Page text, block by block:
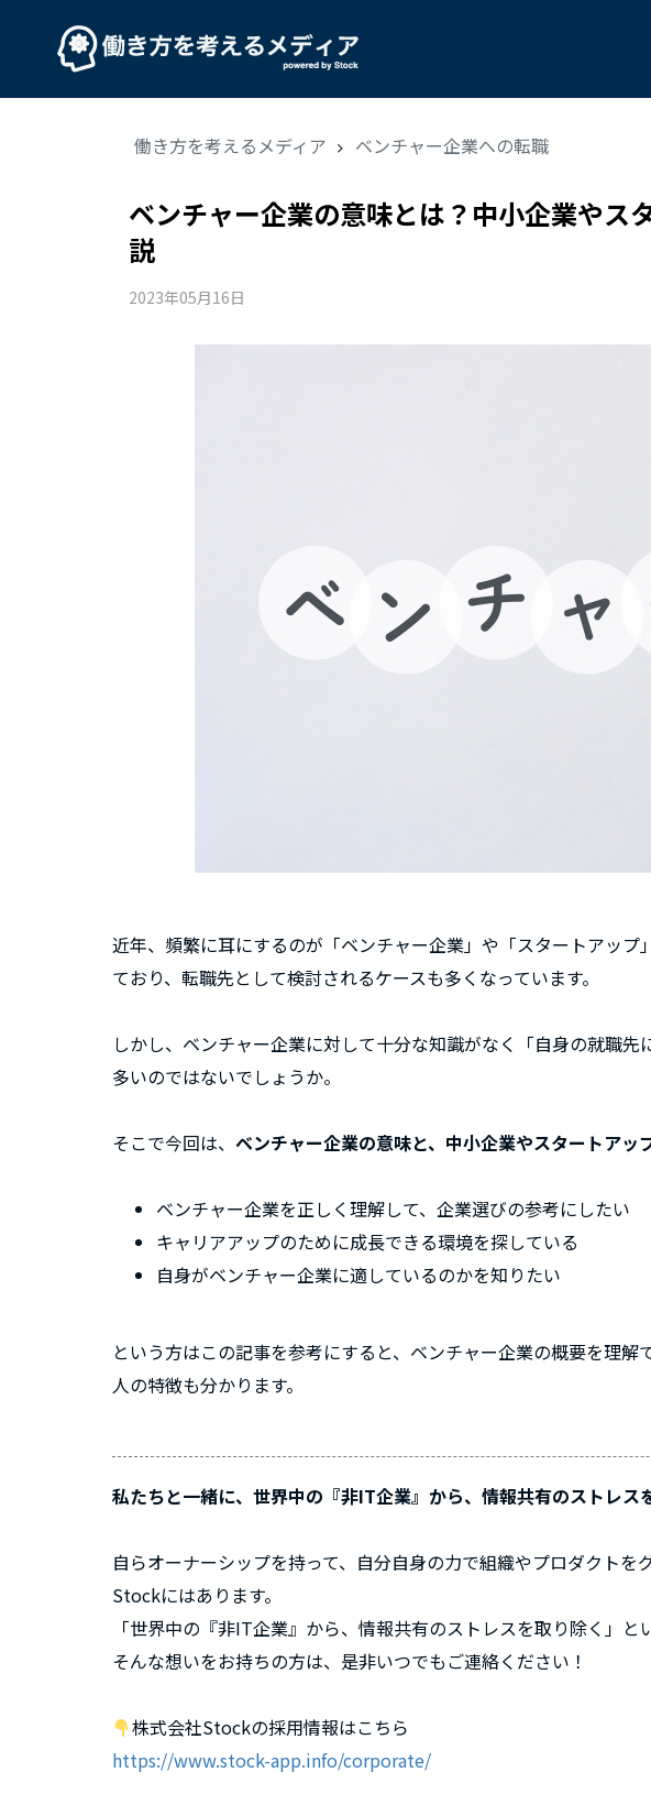
働き方を考えるメディア ベンチャー企業への転職
ベンチャー企業の意味とは？中小企業やス
説
2023年05月16日
近年、頻繁に耳にするのが「ベンチャー企業」や「スタートアップ
ており、転職先として検討されるケースも多くなっています。
しかし、ベンチャー企業に対して十分な知識がなく「自身の就職
多いのではないでしょうか。
そこで今回は、 ベンチャー企業の意味と、中小企業やスタートアッ
ベンチャー企業を正しく理解して、企業選びの参考にしたい
キャリアアップのために成長できる環境を探している
自身がベンチャー企業に適しているのかを知りたい
という方はこの記事を参考にすると、ベンチャー企業の概要を理
人の特徴も分かります。
私たちと一緒に、世界中の『非IT企業』から、情報共有のストレス
自らオーナーシップを持って、自分自身の力で組織やプロダクトを
Stockにはあります。
「世界中の『非IT企業』から、情報共有のストレスを取り除く」と
そんな想いをお持ちの方は、是非いつでもご連絡ください！
株式会社Stockの採用情報はこちら
https://www.stock-app.info/corporate/